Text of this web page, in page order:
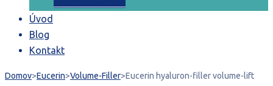
Úvod
Blog
Kontakt
Domov>Eucerin>Volume-Filler>Eucerin hyaluron-filler volume-lift